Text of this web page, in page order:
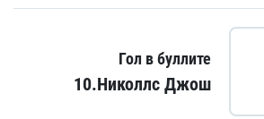
Гол в буллите
10.Николлс Джош